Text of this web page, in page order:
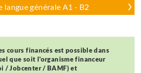
langue générale A1 - B2
cours financés est possible dans
que soit l'organisme financeur
/ Jobcenter / BAMF) et